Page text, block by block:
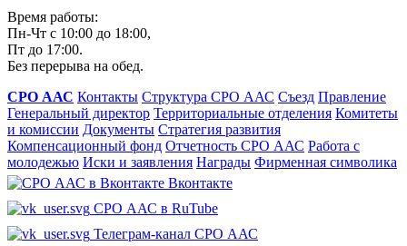
Время работы:
Пн-Чт с 10:00 до 18:00,
Пт до 17:00.
Без перерыва на обед.
СРО ААС Контакты Структура СРО ААС Съезд Правление
Генеральный директор Территориальные отделения Комитеты
и комиссии Документы Стратегия развития
Компенсационный фонд Отчетность СРО ААС Работа с
молодежью Иски и заявления Награды Фирменная символика
Вконтакте
СРО ААС в RuTube
Телеграм-канал СРО ААС